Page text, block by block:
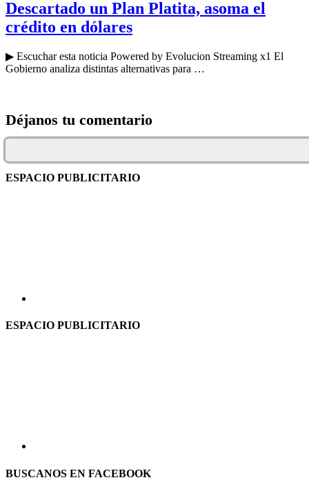
Descartado un Plan Platita, asoma el
crédito en dólares
▶ Escuchar esta noticia Powered by Evolucion Streaming x1 El
Gobierno analiza distintas alternativas para …
Déjanos tu comentario
ESPACIO PUBLICITARIO
ESPACIO PUBLICITARIO
BUSCANOS EN FACEBOOK